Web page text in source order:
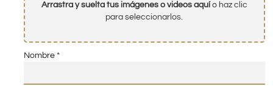
Arrastra y suelta tus imágenes o videos aquío haz clic
para seleccionarlos.
Nombre *